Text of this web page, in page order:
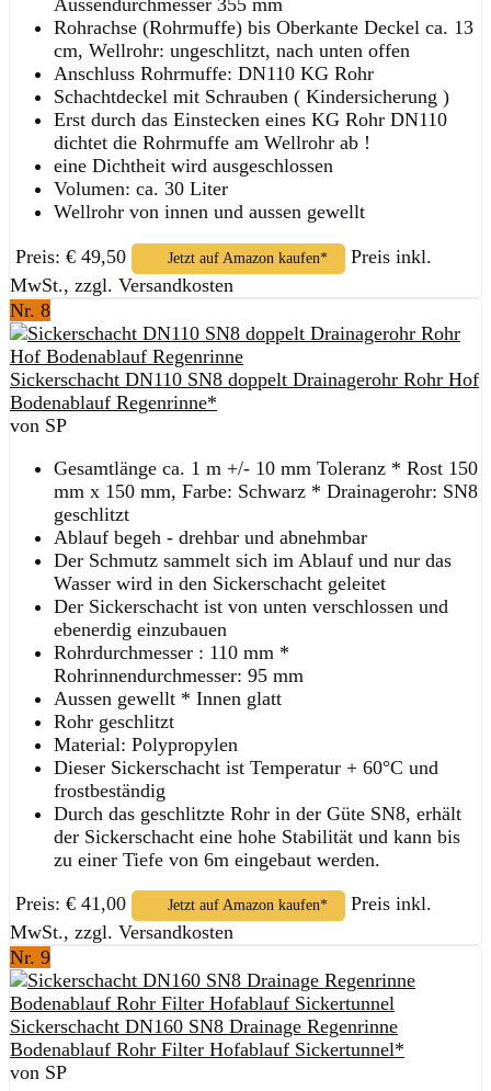
Aussendurchmesser 355 mm
Rohrachse (Rohrmuffe) bis Oberkante Deckel ca. 13
cm, Wellrohr: ungeschlitzt, nach unten offen
Anschluss Rohrmuffe: DN110 KG Rohr
Schachtdeckel mit Schrauben ( Kindersicherung )
Erst durch das Einstecken eines KG Rohr DN110
dichtet die Rohrmuffe am Wellrohr ab !
eine Dichtheit wird ausgeschlossen
Volumen: ca. 30 Liter
Wellrohr von innen und aussen gewellt
Preis: € 49,50 Jetzt auf Amazon kaufen*
Preis inkl.
MwSt., zzgl. Versandkosten
Nr. 8
Sickerschacht DN110 SN8 doppelt Drainagerohr Rohr Hof
Bodenablauf Regenrinne*
von SP
Gesamtlänge ca. 1 m +/- 10 mm Toleranz * Rost 150
mm x 150 mm, Farbe: Schwarz * Drainagerohr: SN8
geschlitzt
Ablauf begeh - drehbar und abnehmbar
Der Schmutz sammelt sich im Ablauf und nur das
Wasser wird in den Sickerschacht geleitet
Der Sickerschacht ist von unten verschlossen und
ebenerdig einzubauen
Rohrdurchmesser : 110 mm *
Rohrinnendurchmesser: 95 mm
Aussen gewellt * Innen glatt
Rohr geschlitzt
Material: Polypropylen
Dieser Sickerschacht ist Temperatur + 60°C und
frostbeständig
Durch das geschlitzte Rohr in der Güte SN8, erhält
der Sickerschacht eine hohe Stabilität und kann bis
zu einer Tiefe von 6m eingebaut werden.
Preis: € 41,00 Jetzt auf Amazon kaufen*
Preis inkl.
MwSt., zzgl. Versandkosten
Nr. 9
Sickerschacht DN160 SN8 Drainage Regenrinne
Bodenablauf Rohr Filter Hofablauf Sickertunnel*
von SP